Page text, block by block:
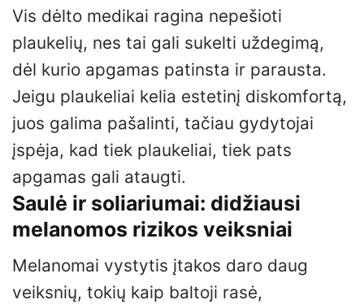
Vis dėlto medikai ragina nepešioti
plaukelių, nes tai gali sukelti uždegimą,
dėl kurio apgamas patinsta ir parausta.
Jeigu plaukeliai kelia estetinį diskomfortą,
juos galima pašalinti, tačiau gydytojai
įspėja, kad tiek plaukeliai, tiek pats
apgamas gali ataugti.
Saulė ir soliariumai: didžiausi
melanomos rizikos veiksniai
Melanomai vystytis įtakos daro daug
veiksnių, tokių kaip baltoji rasė,